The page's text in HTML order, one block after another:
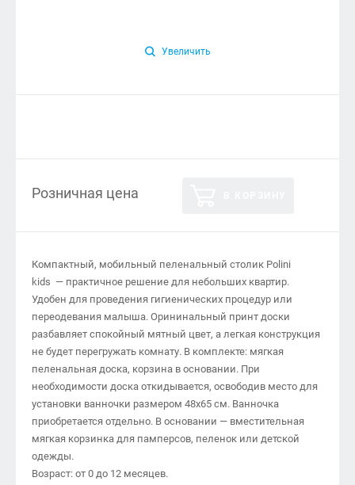
Увеличить
Розничная цена
Компактный, мобильный пеленальный столик Polini
kids — практичное решение для небольших квартир.
Удобен для проведения гигиенических процедур или
переодевания малыша. Орининальный принт доски
разбавляет спокойный мятный цвет, а легкая конструкция
не будет перегружать комнату. В комплекте: мягкая
пеленальная доска, корзина в основании. При
необходимости доска откидывается, освободив место для
установки ванночки размером 48х65 см. Ванночка
приобретается отдельно. В основании — вместительная
мягкая корзинка для памперсов, пеленок или детской
одежды.
Возраст: от 0 до 12 месяцев.